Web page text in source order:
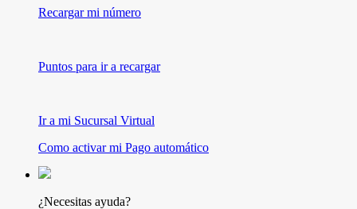
Recargar mi número
Puntos para ir a recargar
Ir a mi Sucursal Virtual
Como activar mi Pago automático
¿Necesitas ayuda?